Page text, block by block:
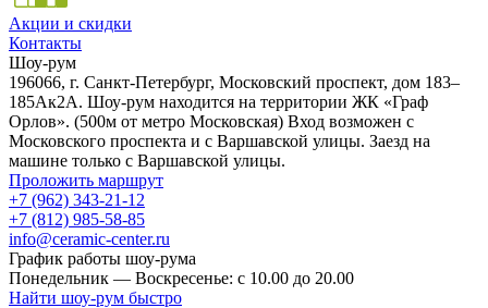
Акции и скидки
Контакты
Шоу-рум
196066, г. Санкт-Петербург, Московский проспект, дом 183–
185Ак2А. Шоу-рум находится на территории ЖК «Граф
Орлов». (500м от метро Московская) Вход возможен с
Московского проспекта и с Варшавской улицы. Заезд на
машине только с Варшавской улицы.
Проложить маршрут
+7 (962) 343-21-12
+7 (812) 985-58-85
info@ceramic-center.ru
График работы шоу-рума
Понедельник — Воскресенье: с 10.00 до 20.00
Найти шоу-рум быстро